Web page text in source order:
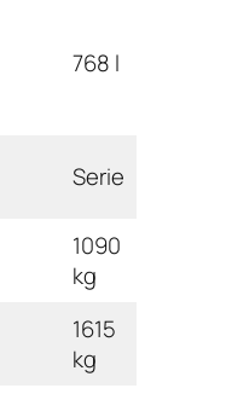
768 l
Serie
1090
kg
1615
kg